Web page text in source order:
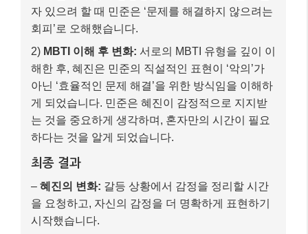
–혜진의 변화:갈등 상황에서 감정을 정리할 시간
을 요청하고, 자신의 감정을 더 명확하게 표현하기
시작했습니다.
–민준의 변화:혜진이 힘들어할 때 바로 해결책을
제시하기보다, 먼저 감정적으로 공감하고 위로하는
노력을 했습니다. 혜진에게 혼자만의 시간을 충분
히 주었습니다.
이 될 수 있습니다. 단순히 ‘궁합이 좋다/나쁘다’로 단정
짓기보다, 서로의 성향을 이해하고 존중하며 어떻게 소
통하고 배려해야 할지 구체적인 방법을 찾는 데 활용